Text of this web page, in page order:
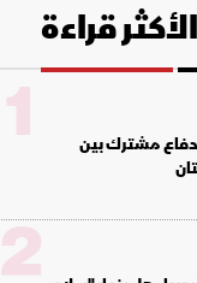
الأكثر قراءة
مشترك بين
1
2